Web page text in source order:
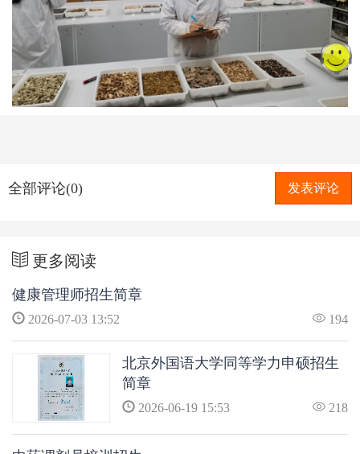
全部评论(0) 发表评论
更多阅读
健康管理师招生简章
2026-07-03 13:52 194
北京外国语大学同等学力申硕招生
简章
2026-06-19 15:53 218